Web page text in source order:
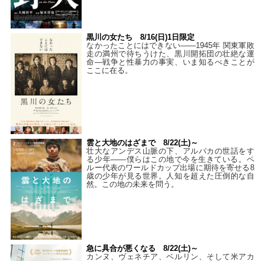
黒川の女たち 8/16(日)1日限定
なかったことにはできない——1945年 関東軍敗
走の満州で待ちうけた、黒川開拓団の壮絶な運
命―戦争と性暴力の事実、いま知るべきことが
ここに在る。
雲と大地のはざまで 8/22(土)～
壮大なアンデス山脈の下、アルパカの世話をす
る少年――僕らはこの地で今を生きている。ペ
ルー代表のワールドカップ出場に期待を寄せる8
歳の少年が見る世界。人知を超えた圧倒的な自
然。この地の未来を問う。
急に具合が悪くなる 8/22(土)～
カンヌ、ヴェネチア、ベルリン、そして米アカ